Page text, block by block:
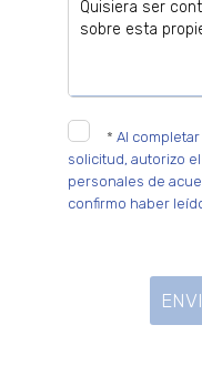
*Al
solicitud, autorizo
personales de
confirmo haber